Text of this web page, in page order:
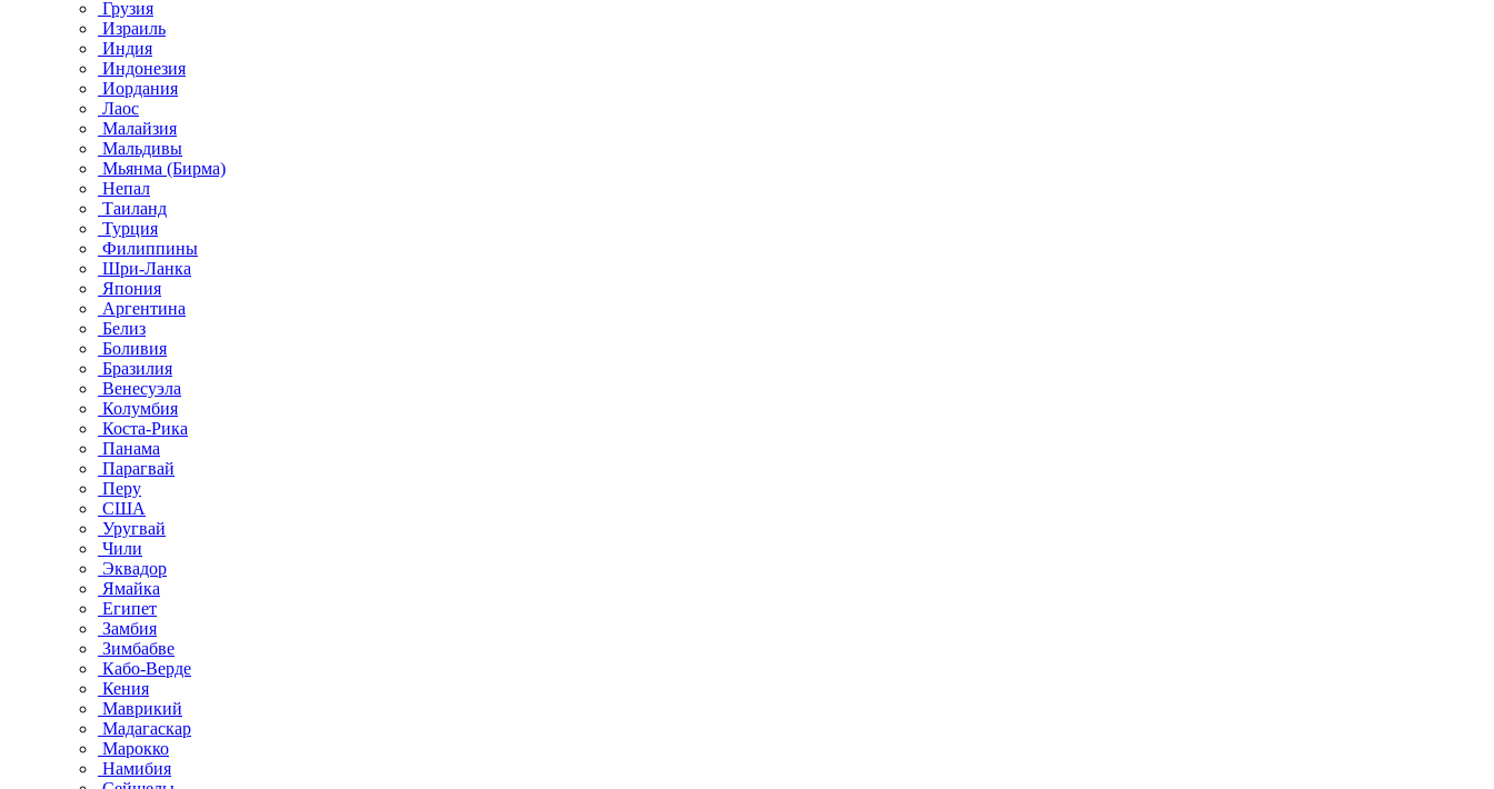
Грузия
Израиль
Индия
Индонезия
Иордания
Лаос
Малайзия
Мальдивы
Мьянма (Бирма)
Непал
Таиланд
Турция
Филиппины
Шри-Ланка
Япония
Аргентина
Белиз
Боливия
Бразилия
Венесуэла
Колумбия
Коста-Рика
Панама
Парагвай
Перу
США
Уругвай
Чили
Эквадор
Ямайка
Египет
Замбия
Зимбабве
Кабо-Верде
Кения
Маврикий
Мадагаскар
Марокко
Намибия